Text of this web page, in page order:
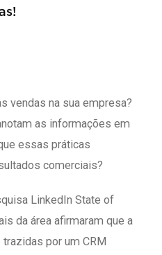
vendas na sua empresa?
as informações em
essas práticas
comerciais?
LinkedIn State of
da área afirmaram que a
por um CRM